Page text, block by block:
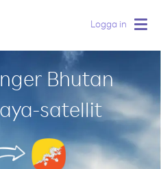
Logga in
Bhutan
satellit